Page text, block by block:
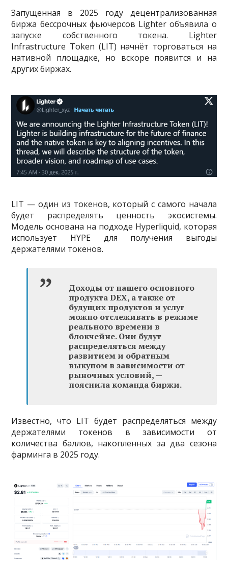
Запущенная в 2025 году децентрализованная
биржа бессрочных фьючерсов Lighter объявила о
запуске собственного токена. Lighter
Infrastructure Token (LIT) начнёт торговаться на
нативной площадке, но вскоре появится и на
других биржах.
LIT — один из токенов, который с самого начала
будет распределять ценность экосистемы.
Модель основана на подходе Hyperliquid, которая
использует HYPE для получения выгоды
держателями токенов.
Доходы от нашего основного
продукта DEX, а также от
будущих продуктов и услуг
можно отслеживать в режиме
реального времени в
блокчейне. Они будут
распределяться между
развитием и обратным
выкупом в зависимости от
рыночных условий, —
пояснила команда биржи.
Известно, что LIT будет распределяться между
держателями токенов в зависимости от
количества баллов, накопленных за два сезона
фарминга в 2025 году.